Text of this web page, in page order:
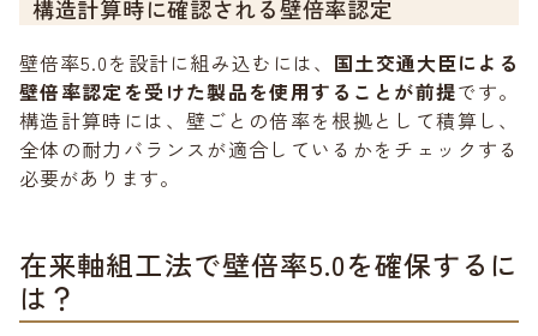
構造計算時に確認される壁倍率認定
壁倍率5.0を設計に組み込むには、 国土交通大臣による
壁倍率認定を受けた製品を使用することが前提です。
構造計算時には、壁ごとの倍率を根拠として積算し、
全体の耐力バランスが適合しているかをチェックする
必要があります。
在来軸組工法で壁倍率5.0を確保するに
は？